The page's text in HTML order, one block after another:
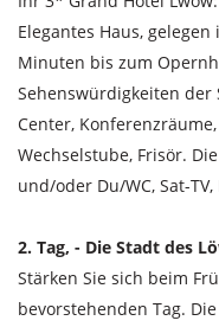
Elegantes Haus,
Minuten bis zum
Sehenswürdigkeiten der
Center,
Wechselstube, Frisör.
und/oder Du/WC, Sat-
2. Tag, - Die Stadt des
Stärken Sie sich beim
bevorstehenden Tag.